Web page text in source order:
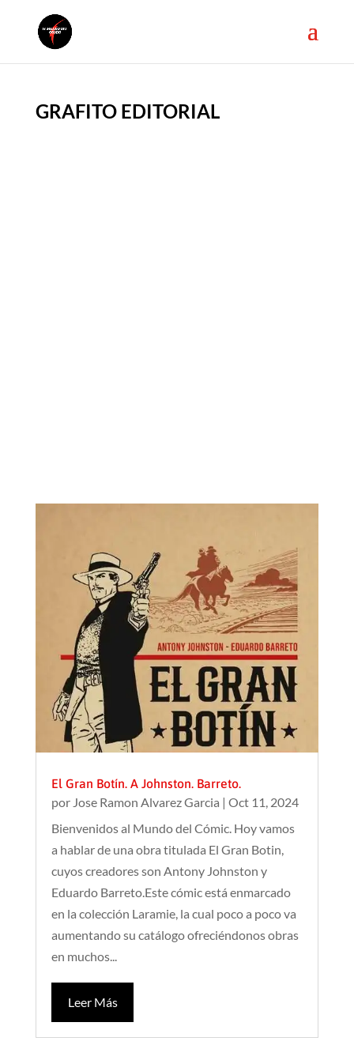
GRAFITO EDITORIAL
El Gran Botín. A Johnston. Barreto.
por Jose Ramon Alvarez Garcia | Oct 11, 2024
Bienvenidos al Mundo del Cómic. Hoy vamos
a hablar de una obra titulada El Gran Botin,
cuyos creadores son Antony Johnston y
Eduardo Barreto.Este cómic está enmarcado
en la colección Laramie, la cual poco a poco va
aumentando su catálogo ofreciéndonos obras
en muchos...
Leer Más